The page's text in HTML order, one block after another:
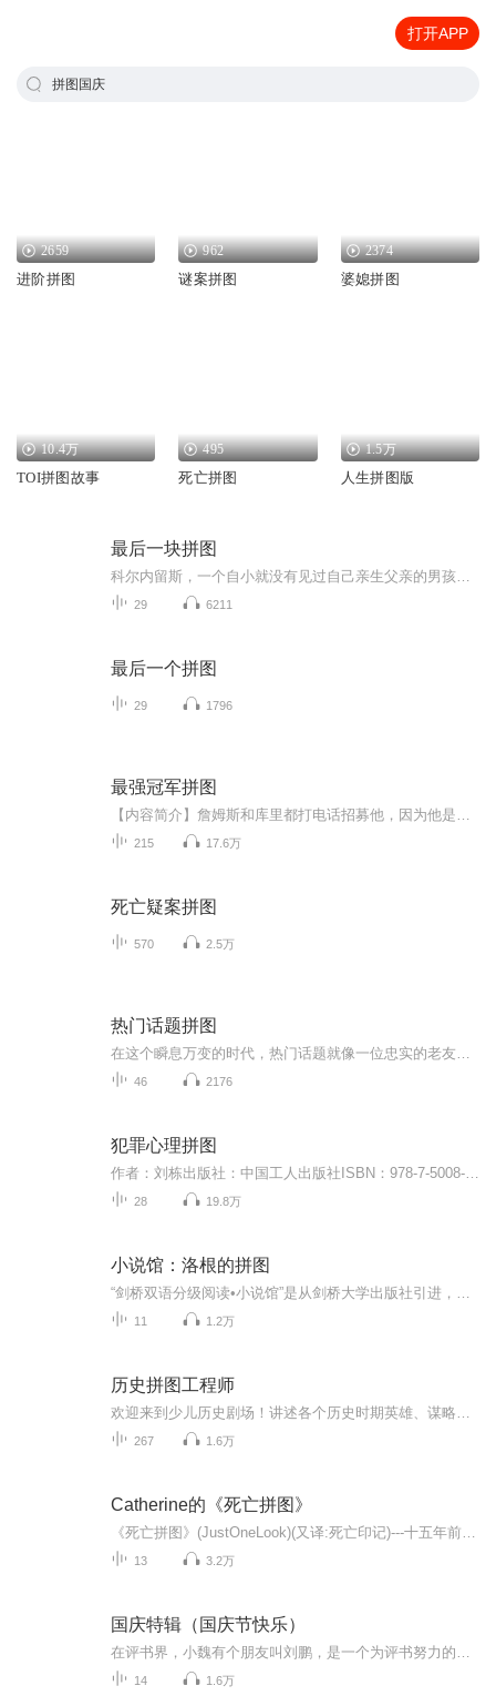
打开APP
拼图国庆
2659
进阶拼图
962
谜案拼图
2374
婆媳拼图
10.4万
TOI拼图故事
495
死亡拼图
1.5万
人生拼图版
最后一块拼图
29 6211
最后一个拼图
29 1796
最强冠军拼图
215 17.6万
死亡疑案拼图
570 2.5万
热门话题拼图
46 2176
犯罪心理拼图
28 19.8万
小说馆：洛根的拼图
11 1.2万
历史拼图工程师
267 1.6万
Catherine的《死亡拼图》
13 3.2万
国庆特辑（国庆节快乐）
14 1.6万